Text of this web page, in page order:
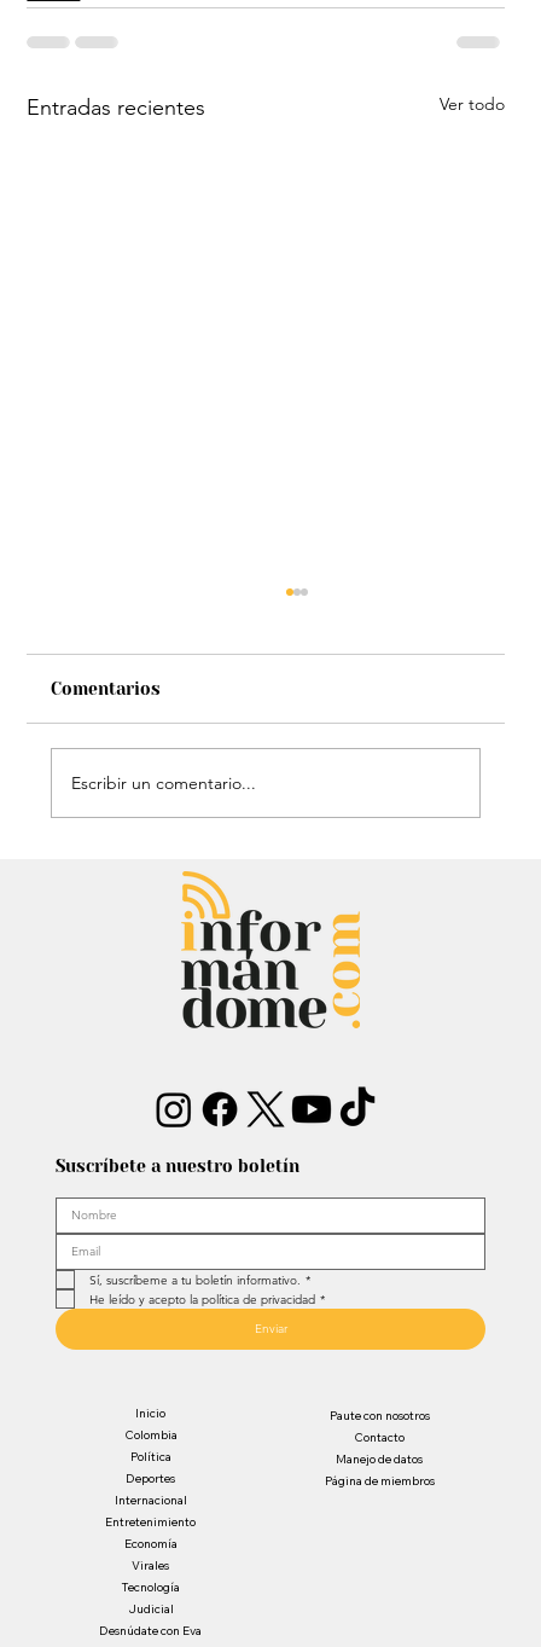
Entradas recientes Ver todo
Mauricio Lizcano apuesta por la
ciencia: Anuncia a investigador del
Atlántico como fórmula
vicepresidencial
Comentarios
Escribir un comentario...
Suscríbete a nuestro boletín
Sí, suscríbeme a tu boletín informativo. *
He leído y acepto la política de privacidad *
Enviar
Inicio
Colombia
Política
Deportes
Internacional
Entretenimiento
Economía
Virales
Tecnología
Judicial
Desnúdate con Eva
Paute con nosotros
Contacto
Manejo de datos
Página de miembros